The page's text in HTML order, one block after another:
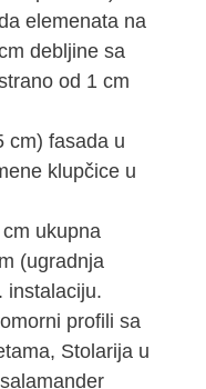
elemenata na
debljine sa
od 1 cm
cm) fasada u
klupčice u
ukupna
(ugradnja
instalaciju.
profili sa
Stolarija u